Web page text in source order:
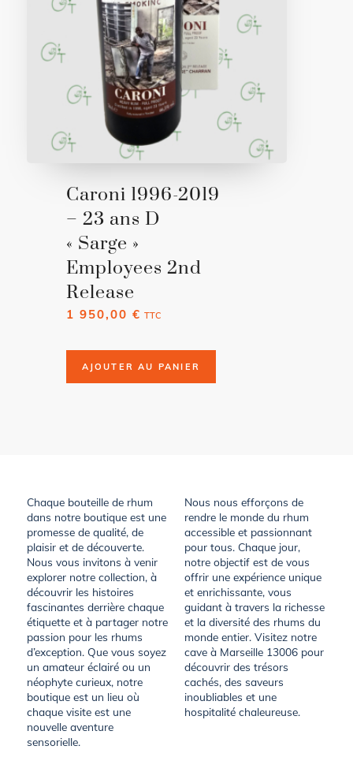
Caroni 1996-2019
– 23 ans D
« Sarge »
Employees 2nd
Release
1 950,00 € TTC
AJOUTER AU PANIER
Chaque bouteille de rhum
dans notre boutique est une
promesse de qualité, de
plaisir et de découverte.
Nous vous invitons à venir
explorer notre collection, à
découvrir les histoires
fascinantes derrière chaque
étiquette et à partager notre
passion pour les rhums
d’exception. Que vous soyez
un amateur éclairé ou un
néophyte curieux, notre
boutique est un lieu où
chaque visite est une
nouvelle aventure
sensorielle.
Nous nous efforçons de
rendre le monde du rhum
accessible et passionnant
pour tous. Chaque jour,
notre objectif est de vous
offrir une expérience unique
et enrichissante, vous
guidant à travers la richesse
et la diversité des rhums du
monde entier. Visitez notre
cave à Marseille 13006 pour
découvrir des trésors
cachés, des saveurs
inoubliables et une
hospitalité chaleureuse.